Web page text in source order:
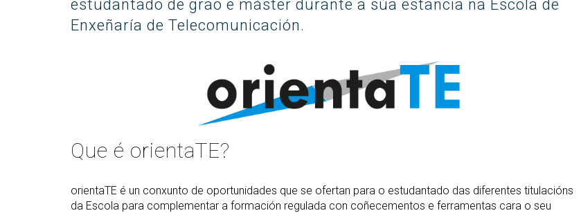
estudantado de grao e máster durante a súa estancia na Escola de
Enxeñaría de Telecomunicación.
Que é orientaTE?
orientaTE é un conxunto de oportunidades que se ofertan para o estudantado das diferentes titulacións
da Escola para complementar a formación regulada con coñecementos e ferramentas cara o seu